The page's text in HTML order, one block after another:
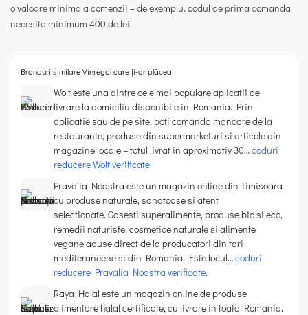
o valoare minima a comenzii – de exemplu, codul de prima comanda
necesita minimum 400 de lei.
Branduri similare Vinregal care ți-ar plăcea
Wolt este una dintre cele mai populare aplicatii de
livrare la domiciliu disponibile in Romania. Prin
aplicatie sau de pe site, poti comanda mancare de la
restaurante, produse din supermarketuri si articole din
magazine locale – totul livrat in aproximativ 30…coduri
reducere Wolt verificate.
Pravalia Noastra este un magazin online din Timisoara
cu produse naturale, sanatoase si atent
selectionate. Gasesti superalimente, produse bio si eco,
remedii naturiste, cosmetice naturale si alimente
vegane aduse direct de la producatori din tari
mediteraneene si din Romania. Este locul…coduri
reducere Pravalia Noastra verificate.
Raya Halal este un magazin online de produse
alimentare halal certificate, cu livrare in toata Romania.